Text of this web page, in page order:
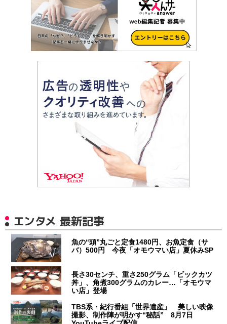
エンタメ 最新記事
魚の“頭”丸ごと定食1480円、お魚定食（サ
バ）500円 今夜「オモウマい店」夏休みSP
長さ30センチ、重さ250グラム「ビックカツ
丼」、角煮300グラムのカレー…「オモウマ
い店」登場
TBS系・紀行番組「世界遺産」 美しい映像
撮影、制作陣が明かす“秘話” 8月7日